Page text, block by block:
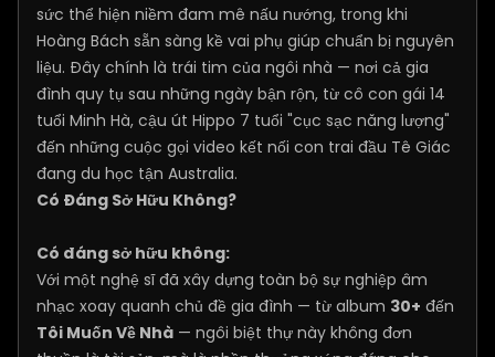
sức thể hiện niềm đam mê nấu nướng, trong khi
Hoàng Bách sẵn sàng kề vai phụ giúp chuẩn bị nguyên
liệu. Đây chính là trái tim của ngôi nhà — nơi cả gia
đình quy tụ sau những ngày bận rộn, từ cô con gái 14
tuổi Minh Hà, cậu út Hippo 7 tuổi "cục sạc năng lượng"
đến những cuộc gọi video kết nối con trai đầu Tê Giác
đang du học tận Australia.
Có Đáng Sở Hữu Không?
Có đáng sở hữu không:
Với một nghệ sĩ đã xây dựng toàn bộ sự nghiệp âm
nhạc xoay quanh chủ đề gia đình — từ album 30+ đến
Tôi Muốn Về Nhà — ngôi biệt thự này không đơn